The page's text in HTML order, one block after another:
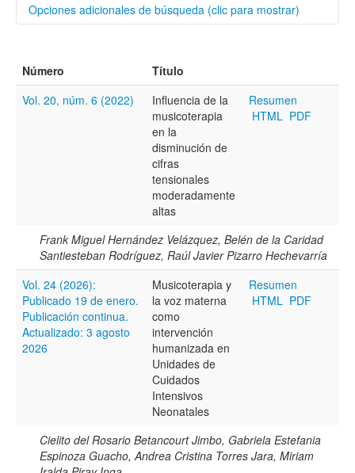
Opciones adicionales de búsqueda (clic para mostrar)
Autores/as
Texto completo
Archivo(s) adicional(es)
Número
Título
Vol. 20, núm. 6 (2022)
Influencia de la
musicoterapia
en la
disminución de
cifras
tensionales
moderadamente
altas
Resumen
HTML PDF
Frank Miguel Hernández Velázquez, Belén de la Caridad
Santiesteban Rodríguez, Raúl Javier Pizarro Hechevarría
Vol. 24 (2026):
Publicado 19 de enero.
Publicación continua.
Actualizado: 3 agosto
2026
Musicoterapia y
la voz materna
como
intervención
humanizada en
Unidades de
Cuidados
Intensivos
Neonatales
Resumen
HTML PDF
Cielito del Rosario Betancourt Jimbo, Gabriela Estefania
Espinoza Guacho, Andrea Cristina Torres Jara, Miriam